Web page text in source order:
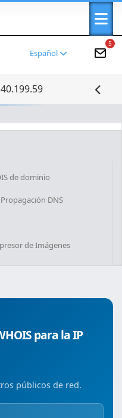
5
Español
de dominio
Propagación DNS
de Imágenes
para la IP
públicos de red.